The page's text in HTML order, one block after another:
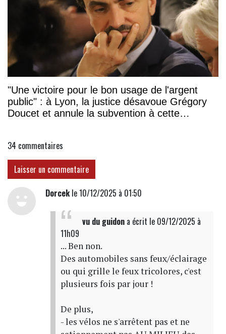
"Une victoire pour le bon usage de l'argent
public" : à Lyon, la justice désavoue Grégory
Doucet et annule la subvention à cette
34 commentaires
Laisser un commentaire
Dorcekle 10/12/2025 à 01:50
vu du guidona écrit le 09/12/2025 à
11h09
... Ben non.
Des automobiles sans feux/éclairage
ou qui grille le feux tricolores, c'est
plusieurs fois par jour !
De plus,
- les vélos ne s'arrêtent pas et ne